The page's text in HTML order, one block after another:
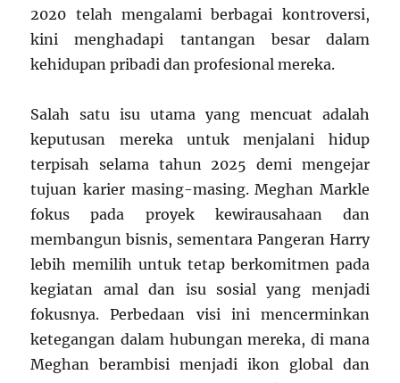
2020 telah mengalami berbagai kontroversi,
kini menghadapi tantangan besar dalam
kehidupan pribadi dan profesional mereka.
Salah satu isu utama yang mencuat adalah
keputusan mereka untuk menjalani hidup
terpisah selama tahun 2025 demi mengejar
tujuan karier masing-masing. Meghan Markle
fokus pada proyek kewirausahaan dan
membangun bisnis, sementara Pangeran Harry
lebih memilih untuk tetap berkomitmen pada
kegiatan amal dan isu sosial yang menjadi
fokusnya. Perbedaan visi ini mencerminkan
ketegangan dalam hubungan mereka, di mana
Meghan berambisi menjadi ikon global dan